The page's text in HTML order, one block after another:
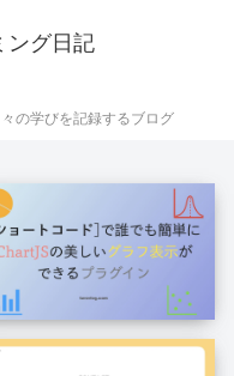
ング日記
の学びを記録するブログ